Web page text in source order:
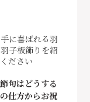
に喜ばれる羽
子板飾りを紹
ださい
句はどうする
仕方からお祝